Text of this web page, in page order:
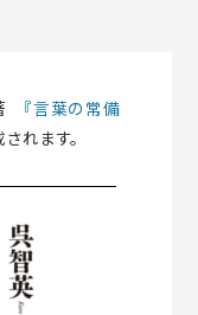
『言葉の常備
れます。